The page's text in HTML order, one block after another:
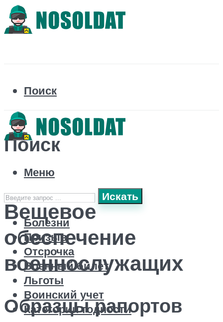
Поиск
Поиск
Искать
Болезни
Призыв
Отсрочка
Военный билет
Льготы
Воинский учет
Категории годности
Меню
Вещевое
обеспечение
военнослужащих
Образцы рапортов